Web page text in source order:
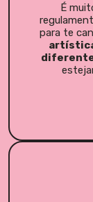
É
para te